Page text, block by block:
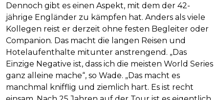
Dennoch gibt es einen Aspekt, mit dem der 42-
jährige Engländer zu kämpfen hat. Anders als viele
Kollegen reist er derzeit ohne festen Begleiter oder
Companion. Das macht die langen Reisen und
Hotelaufenthalte mitunter anstrengend. „Das
Einzige Negative ist, dass ich die meisten World Series
ganz alleine mache“, so Wade. „Das macht es
manchmal knifflig und ziemlich hart. Es ist recht